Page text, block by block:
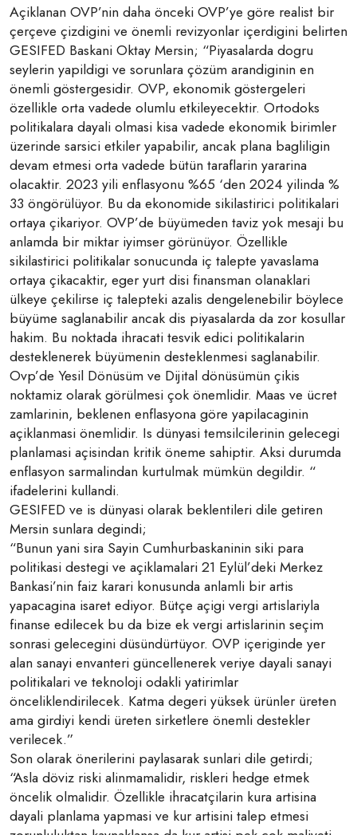
Açiklanan OVP’nin daha önceki OVP’ye göre realist bir
çerçeve çizdigini ve önemli revizyonlar içerdigini belirten
GESIFED Baskani Oktay Mersin; “Piyasalarda dogru
seylerin yapildigi ve sorunlara çözüm arandiginin en
önemli göstergesidir. OVP, ekonomik göstergeleri
özellikle orta vadede olumlu etkileyecektir. Ortodoks
politikalara dayali olmasi kisa vadede ekonomik birimler
üzerinde sarsici etkiler yapabilir, ancak plana bagliligin
devam etmesi orta vadede bütün taraflarin yararina
olacaktir. 2023 yili enflasyonu %65 ‘den 2024 yilinda %
33 öngörülüyor. Bu da ekonomide sikilastirici politikalari
ortaya çikariyor. OVP’de büyümeden taviz yok mesaji bu
anlamda bir miktar iyimser görünüyor. Özellikle
sikilastirici politikalar sonucunda iç talepte yavaslama
ortaya çikacaktir, eger yurt disi finansman olanaklari
ülkeye çekilirse iç talepteki azalis dengelenebilir böylece
büyüme saglanabilir ancak dis piyasalarda da zor kosullar
hakim. Bu noktada ihracati tesvik edici politikalarin
desteklenerek büyümenin desteklenmesi saglanabilir.
Ovp’de Yesil Dönüsüm ve Dijital dönüsümün çikis
noktamiz olarak görülmesi çok önemlidir. Maas ve ücret
zamlarinin, beklenen enflasyona göre yapilacaginin
açiklanmasi önemlidir. Is dünyasi temsilcilerinin gelecegi
planlamasi açisindan kritik öneme sahiptir. Aksi durumda
enflasyon sarmalindan kurtulmak mümkün degildir. “
ifadelerini kullandi.
GESIFED ve is dünyasi olarak beklentileri dile getiren
Mersin sunlara degindi;
“Bunun yani sira Sayin Cumhurbaskaninin siki para
politikasi destegi ve açiklamalari 21 Eylül’deki Merkez
Bankasi’nin faiz karari konusunda anlamli bir artis
yapacagina isaret ediyor. Bütçe açigi vergi artislariyla
finanse edilecek bu da bize ek vergi artislarinin seçim
sonrasi gelecegini düsündürtüyor. OVP içeriginde yer
alan sanayi envanteri güncellenerek veriye dayali sanayi
politikalari ve teknoloji odakli yatirimlar
önceliklendirilecek. Katma degeri yüksek ürünler üreten
ama girdiyi kendi üreten sirketlere önemli destekler
verilecek.”
Son olarak önerilerini paylasarak sunlari dile getirdi;
“Asla döviz riski alinmamalidir, riskleri hedge etmek
öncelik olmalidir. Özellikle ihracatçilarin kura artisina
dayali planlama yapmasi ve kur artisini talep etmesi